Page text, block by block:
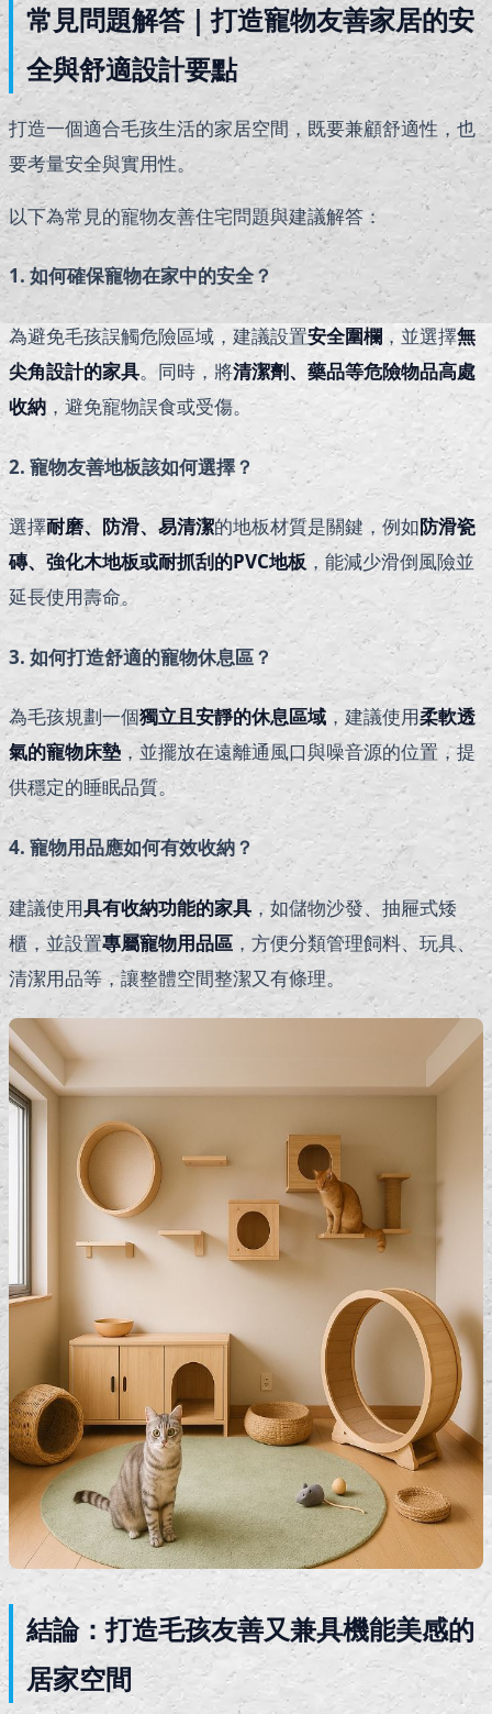
常見問題解答｜打造寵物友善家居的安
全與舒適設計要點
打造一個適合毛孩生活的家居空間，既要兼顧舒適性，也
要考量安全與實用性。
以下為常見的寵物友善住宅問題與建議解答：
1. 如何確保寵物在家中的安全？
為避免毛孩誤觸危險區域，建議設置安全圍欄 ，並選擇無
尖角設計的家具。同時，將清潔劑、藥品等危險物品高處
收納 ，避免寵物誤食或受傷。
2. 寵物友善地板該如何選擇？
選擇耐磨、防滑、易清潔的地板材質是關鍵，例如防滑瓷
磚、強化木地板或耐抓刮的PVC地板 ，能減少滑倒風險並
延長使用壽命。
3. 如何打造舒適的寵物休息區？
為毛孩規劃一個獨立且安靜的休息區域 ，建議使用柔軟透
氣的寵物床墊 ，並擺放在遠離通風口與噪音源的位置，提
供穩定的睡眠品質。
4. 寵物用品應如何有效收納？
建議使用具有收納功能的家具 ，如儲物沙發、抽屜式矮
櫃，並設置專屬寵物用品區 ，方便分類管理飼料、玩具、
清潔用品等，讓整體空間整潔又有條理。
結論：打造毛孩友善又兼具機能美感的
居家空間